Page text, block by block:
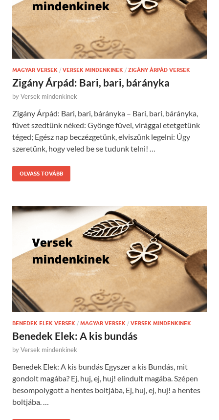
MAGYAR VERSEK / VERSEK MINDENKINEK / ZIGÁNY ÁRPÁD VERSEK
Zigány Árpád: Bari, bari, bárányka
byVersek mindenkinek
Zigány Árpád: Bari, bari, bárányka – Bari, bari, bárányka,
füvet szedtünk néked: Gyönge füvel, virággal etetgetünk
téged; Egész nap beczézgetünk, elviszünk legelni: Úgy
szeretünk, hogy veled be se tudunk telni! …
OLVASS TOVÁBB
BENEDEK ELEK VERSEK / MAGYAR VERSEK / VERSEK MINDENKINEK
Benedek Elek: A kis bundás
byVersek mindenkinek
Benedek Elek: A kis bundás Egyszer a kis Bundás, mit
gondolt magába? Ej, huj, ej, huj! elindult magába. Szépen
besompolygott a hentes boltjába, Ej, huj, ej, huj! a hentes
boltjába. …